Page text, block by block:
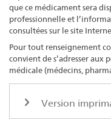
que ce médicament sera
professionnelle et
consultées sur le site
Pour tout renseignement
convient de s’adresser aux
médicale (médecins,
Version